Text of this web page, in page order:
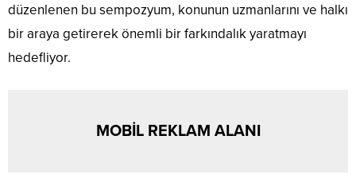
düzenlenen bu sempozyum, konunun uzmanlarını ve halkı
bir araya getirerek önemli bir farkındalık yaratmayı
hedefliyor.
MOBİL REKLAM ALANI